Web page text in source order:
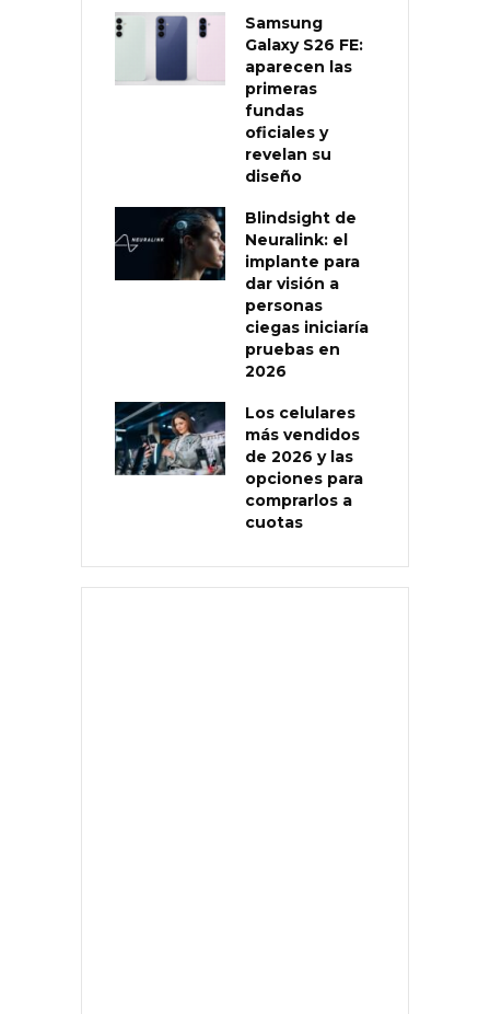
Samsung
Galaxy S26 FE:
aparecen las
primeras
fundas
oficiales y
revelan su
diseño
Blindsight de
Neuralink: el
implante para
dar visión a
personas
ciegas iniciaría
pruebas en
2026
Los celulares
más vendidos
de 2026 y las
opciones para
comprarlos a
cuotas